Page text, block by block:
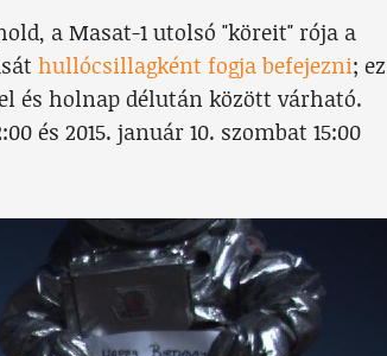
a Masat-1 utolsó "köreit" rója a
hullócsillagként fogja befejezni; ez
és holnap délután között várható.
és 2015. január 10. szombat 15:00